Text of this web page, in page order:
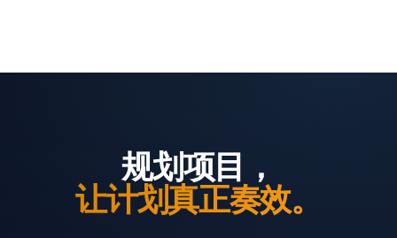
规划项目，
让计划真正奏效。